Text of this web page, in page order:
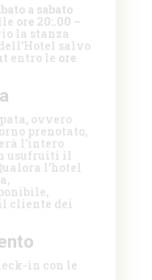
a sabato
ore 20:.00 –
la stanza
salvo
entro le ore
ovvero
prenotato,
l’intero
usufruiti il
l’hotel
cliente dei
in con le